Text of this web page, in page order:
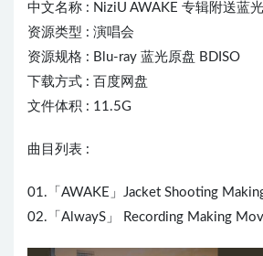
中文名称 : NiziU AWAKE 专辑附送蓝光
资源类型 : 演唱会
资源规格 : Blu-ray 蓝光原盘 BDISO
下载方式 : 百度网盘
文件体积 : 11.5G
曲目列表 :
01.「AWAKE」Jacket Shooting
02.「AlwayS」 Recording Making